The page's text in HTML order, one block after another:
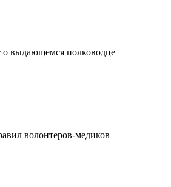
выдающемся полководце
волонтеров-медиков